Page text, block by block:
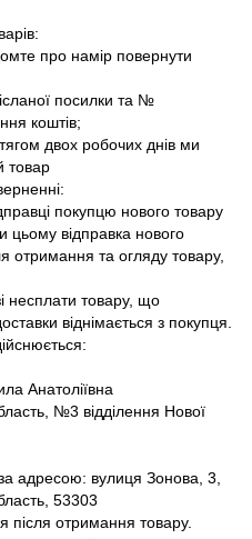
про намір повернути
посилки та №
коштів;
двох робочих днів ми
товар
покупцю нового товару
цьому відправка нового
отримання та огляду товару,
несплати товару, що
віднімається з покупця.
Анатоліївна
№3 відділення Нової
адресою: вулиця Зонова, 3,
53303
після отримання товару.